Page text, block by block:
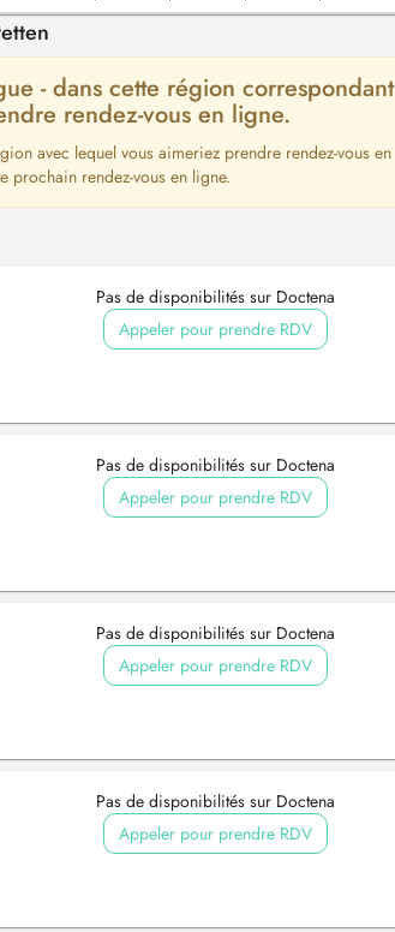
- dans cette région correspondant
rendez-vous en ligne.
avec lequel vous aimeriez prendre rendez-vous en
prochain rendez-vous en ligne.
Pas de disponibilités sur Doctena
Appeler pour prendre RDV
Pas de disponibilités sur Doctena
Appeler pour prendre RDV
Pas de disponibilités sur Doctena
Appeler pour prendre RDV
Pas de disponibilités sur Doctena
Appeler pour prendre RDV